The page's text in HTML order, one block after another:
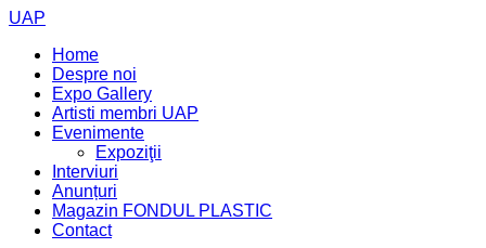
UAP
Home
Despre noi
Expo Gallery
Artisti membri UAP
Evenimente
Expoziţii
Interviuri
Anunțuri
Magazin FONDUL PLASTIC
Contact